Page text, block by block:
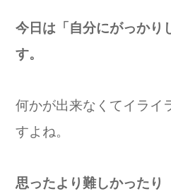
今日は「自分にがっかり
す。
何かが出来なくてイライ
すよね。
思ったより難しかったり